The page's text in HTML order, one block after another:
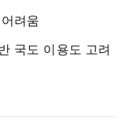
려움
국도 이용도 고려